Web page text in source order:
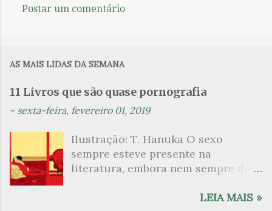
n
t
i
o
Postar um comentário
AS MAIS LIDAS DA SEMANA
11 Livros que são quase pornografia
- sexta-feira, fevereiro 01, 2019
Ilustração: T. Hanuka O sexo
sempre esteve presente na
literatura, embora nem sempre de
que mergulharam em sua própria
LEIA MAIS »